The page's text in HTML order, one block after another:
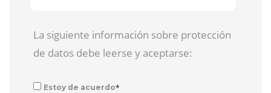
La siguiente información sobre protección
de datos debe leerse y aceptarse:
Estoy de acuerdo*